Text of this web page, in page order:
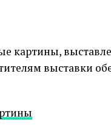
картины,
выставки